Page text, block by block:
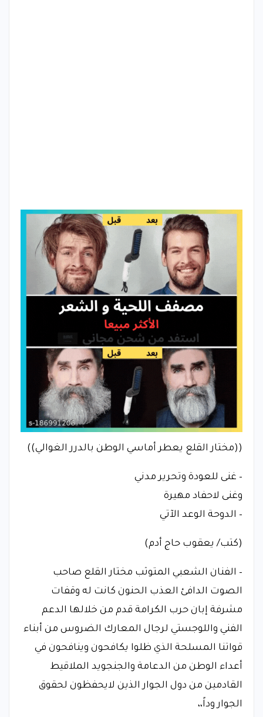
((مختار القلع يعطر أماسي الوطن بالدرر الغوالي))
– غنى للعودة وتحرير مدني
وغنى لاحفاد مهيرة
– الدوحة الوعد الآتي
(كتب/ يعقوب حاج أدم)
– الفنان الشعبي المتوثب مختار القلع صاحب
الصوت الدافئ العذب الحنون كانت له وقفات
مشرفة إبان حرب الكرامة قدم من خلالها الدعم
الفني واللوجستي لرجال المعارك الضروس من أبناء
قواتنا المسلحة الذي ظلوا يكافحون وينافحون في
أعداء الوطن من الدعامة والجنجويد الملاقيط
القادمين من دول الجوار الذين لايحفظون لحقوق
الجوار وداً،،